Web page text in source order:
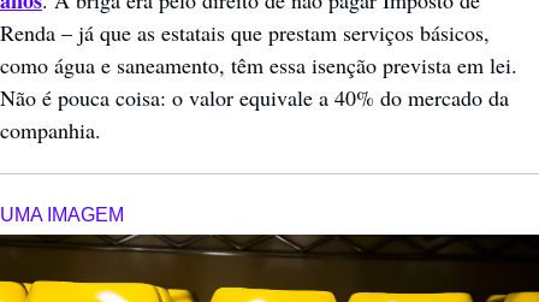
Renda – já que as estatais que prestam serviços básicos,
como água e saneamento, têm essa isenção prevista em lei.
Não é pouca coisa: o valor equivale a 40% do mercado da
companhia.
UMA IMAGEM